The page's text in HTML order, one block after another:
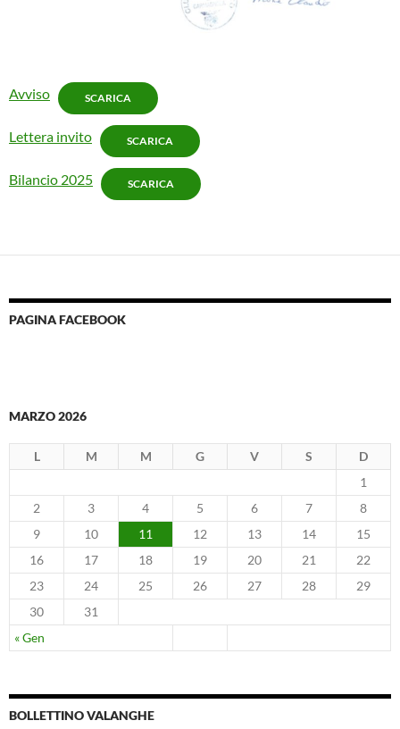
Avviso SCARICA
Lettera invito SCARICA
Bilancio 2025 SCARICA
PAGINA FACEBOOK
MARZO 2026
L M M G V S D
« Gen
1
2
3 4 5 6 7
8
9
10 11 12 13 14
15
16
17 18 19 20 21
22
23
24 25 26 27 28
29
30
31
BOLLETTINO VALANGHE